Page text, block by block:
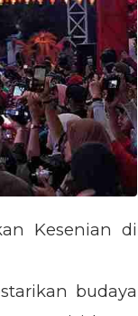
Kesenian di
budaya